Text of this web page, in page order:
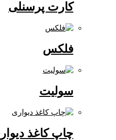
کارت پرسنلی
چاپ کاغذ دیواری